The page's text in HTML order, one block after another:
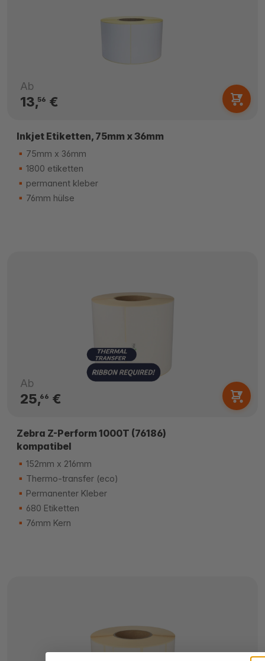
Ab
13,56 €
Inkjet Etiketten, 75mm x 36mm
75mm x 36mm
1800 etiketten
permanent kleber
76mm hülse
Ab
25,66 €
Zebra Z-Perform 1000T (76186)
kompatibel
152mm x 216mm
Thermo-transfer (eco)
Permanenter Kleber
680 Etiketten
76mm Kern